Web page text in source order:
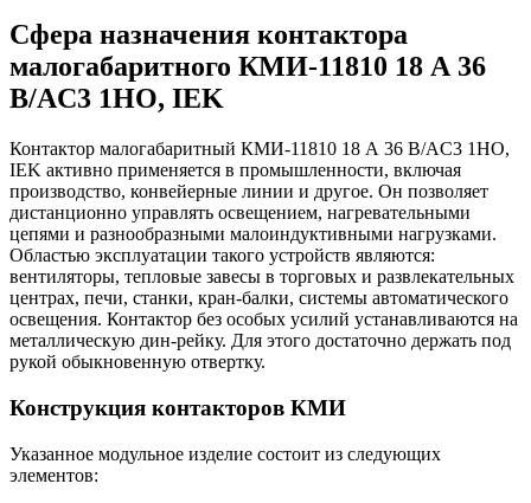
Сфера назначения контактора
малогабаритного КМИ-11810 18 А 36
В/AC3 1НО, IEK
Контактор малогабаритный КМИ-11810 18 А 36 В/AC3 1НО,
IEK активно применяется в промышленности, включая
производство, конвейерные линии и другое. Он позволяет
дистанционно управлять освещением, нагревательными
цепями и разнообразными малоиндуктивными нагрузками.
Областью эксплуатации такого устройств являются:
вентиляторы, тепловые завесы в торговых и развлекательных
центрах, печи, станки, кран-балки, системы автоматического
освещения. Контактор без особых усилий устанавливаются на
металлическую дин-рейку. Для этого достаточно держать под
рукой обыкновенную отвертку.
Конструкция контакторов КМИ
Указанное модульное изделие состоит из следующих
элементов: